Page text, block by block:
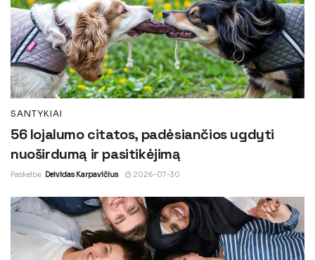
SANTYKIAI
56 lojalumo citatos, padėsiančios ugdyti
nuoširdumą ir pasitikėjimą
Paskelbė Deividas Karpavičius 2026-07-30